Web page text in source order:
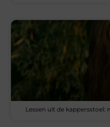
Lessen uit de kappersstoel: